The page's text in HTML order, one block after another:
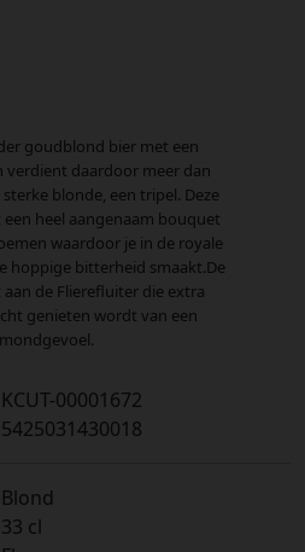
goudblond bier met een
verdient daardoor meer dan
blonde, een tripel. Deze
heel aangenaam bouquet
waardoor je in de royale
hoppige bitterheid smaakt.De
de Flierefluiter die extra
genieten wordt van een
KCUT-00001672
5425031430018
Blond
33 cl